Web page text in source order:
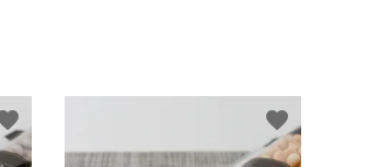
favorite